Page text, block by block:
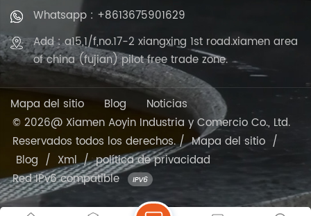
Whatsapp : +8613675901629
Add : a15,1/f,no.17-2 xiangxing 1st road.xiamen area
of china (fujian) pilot free trade zone.
Mapa del sitio Blog
Noticias
© 2026@ Xiamen Aoyin Industria y Comercio Co., Ltd.
Reservados todos los derechos. /Mapa del sitio /
Blog / Xml/política de privacidad
Red IPv6 compatible